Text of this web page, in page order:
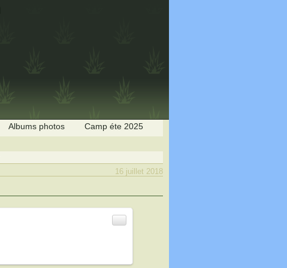
Albums photos Camp éte 2025
16 juillet 2018